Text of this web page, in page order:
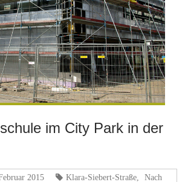
im City Park in der
2015 Klara-Siebert-Straße
Nach